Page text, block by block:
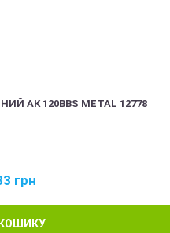
АК 120BBS METAL 12778
грн